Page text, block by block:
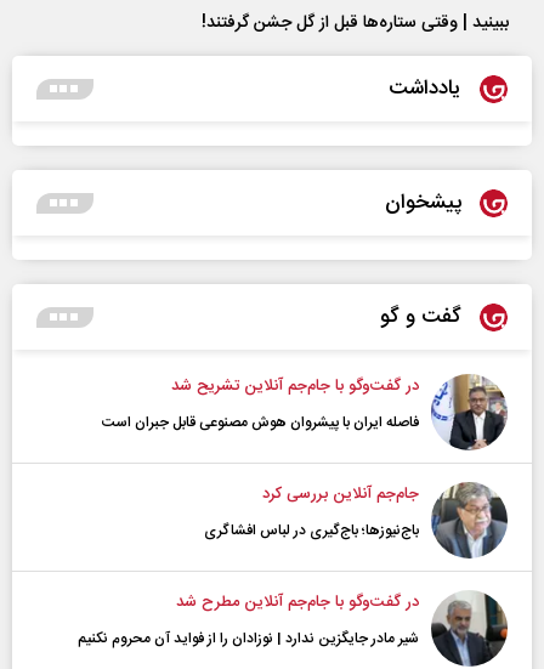
ببینید | وقتی ستاره‌ها قبل از گل جشن گرفتند!
یادداشت
پیشخوان
گفت و گو
در گفت‌و‌گو با جام‌جم آنلاین تشریح شد
فاصله ایران با پیشرو‌ان هوش مصنوعی قابل جبران است
جام‌جم آنلاین بررسی کرد
باج‌نیوزها؛ باج‌گیری در لباس افشاگری
در گفت‌و‌گو با جام‌جم آنلاین مطرح شد
شیر مادر جایگزین ندارد | نوزادان را از فواید آن محروم نکنیم